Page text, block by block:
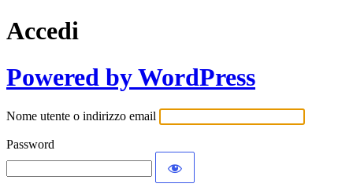
Accedi
Powered by WordPress
Nome utente o indirizzo email
Password